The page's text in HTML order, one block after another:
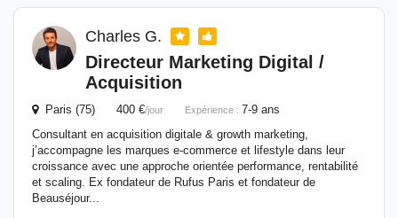
Charles G.
Directeur Marketing Digital /
Acquisition
Paris (75) 400 €/jour Expérience : 7-9 ans
Consultant en acquisition digitale & growth marketing,
j’accompagne les marques e-commerce et lifestyle dans leur
croissance avec une approche orientée performance, rentabilité
et scaling. Ex fondateur de Rufus Paris et fondateur de
Beauséjour...